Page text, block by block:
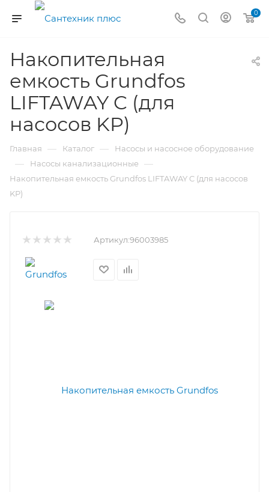
0
Накопительная
емкость Grundfos
LIFTAWAY C (для
насосов KP)
Главная — Каталог — Насосы и насосное оборудование
— Насосы канализационные —
Накопительная емкость Grundfos LIFTAWAY C (для насосов
KP)
Артикул:96003985